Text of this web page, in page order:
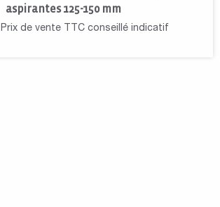
aspirantes 125-150 mm
Prix de vente TTC conseillé indicatif